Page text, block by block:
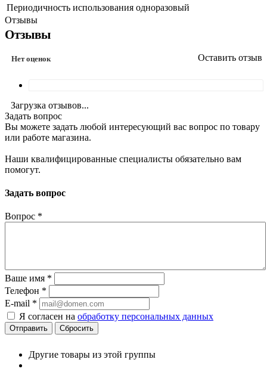
Периодичность использования одноразовый
Отзывы
Отзывы
Нет оценок Оставить отзыв
Загрузка отзывов...
Задать вопрос
Вы можете задать любой интересующий вас вопрос по товару
или работе магазина.
Наши квалифицированные специалисты обязательно вам
помогут.
Задать вопрос
Вопрос *
Ваше имя *
Телефон *
E-mail *
Я согласен на обработку персональных данных
Сбросить
Другие товары из этой группы